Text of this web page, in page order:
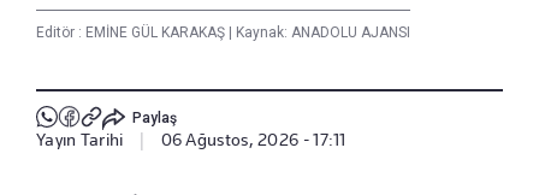
Editör : EMİNE GÜL KARAKAŞ | Kaynak: ANADOLU AJANSI
Paylaş
Yayın Tarihi | 06 Ağustos, 2026 - 17:11